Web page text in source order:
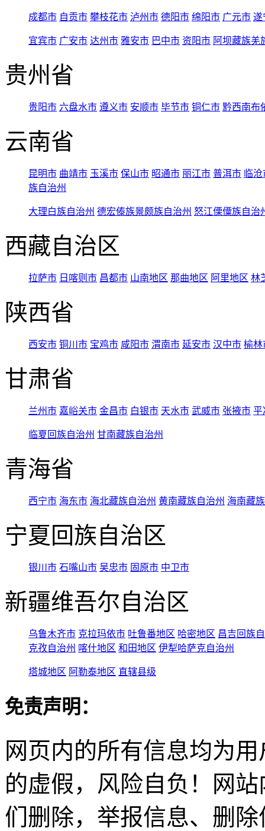
成都市 自贡市 攀枝花市 泸州市 德阳市 绵阳市 广元市 遂
宜宾市 广安市 达州市 雅安市 巴中市 资阳市 阿坝藏族羌
贵州省
贵阳市 六盘水市 遵义市 安顺市 毕节市 铜仁市 黔西南布
云南省
昆明市 曲靖市 玉溪市 保山市 昭通市 丽江市 普洱市 临
族自治州
大理白族自治州 德宏傣族景颇族自治州 怒江傈僳族自治
西藏自治区
拉萨市 日喀则市 昌都市 山南地区 那曲地区 阿里地区 林
陕西省
西安市 铜川市 宝鸡市 咸阳市 渭南市 延安市 汉中市 榆林
甘肃省
兰州市 嘉峪关市 金昌市 白银市 天水市 武威市 张掖市 平
临夏回族自治州 甘南藏族自治州
青海省
西宁市 海东市 海北藏族自治州 黄南藏族自治州 海南藏
宁夏回族自治区
银川市 石嘴山市 吴忠市 固原市 中卫市
新疆维吾尔自治区
乌鲁木齐市 克拉玛依市 吐鲁番地区 哈密地区 昌吉回族
克孜自治州 喀什地区 和田地区 伊犁哈萨克自治州
塔城地区 阿勒泰地区 直辖县级
免责声明：
网页内的所有信息均为
的虚假，风险自负！网
们删除，举报信息、删